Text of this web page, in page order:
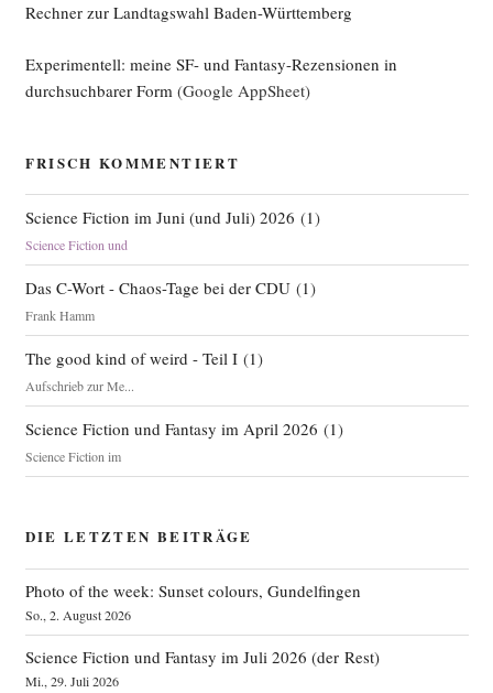
Rechner zur Landtagswahl Baden-Württemberg
Experimentell: meine SF- und Fantasy-Rezensionen in
durchsuchbarer Form (Google AppSheet)
FRISCH KOMMENTIERT
Science Fiction im Juni (und Juli) 2026 (1)
Science Fiction und
Das C-Wort - Chaos-Tage bei der CDU(1)
Frank Hamm
The good kind of weird - Teil I(1)
Aufschrieb zur Me...
Science Fiction und Fantasy im April 2026 (1)
Science Fiction im
DIE LETZTEN BEITRÄGE
Photo of the week: Sunset colours, Gundelfingen
So., 2. August 2026
Science Fiction und Fantasy im Juli 2026 (der Rest)
Mi., 29. Juli 2026